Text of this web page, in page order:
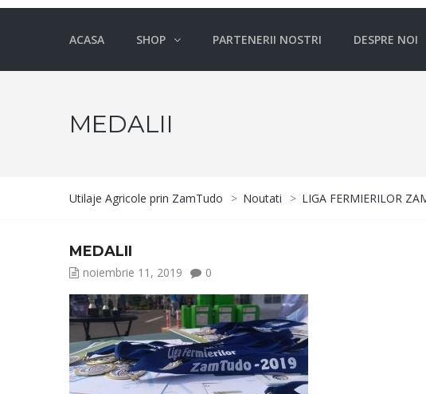
ACASA SHOP PARTENERII NOSTRI DESPRE NOI
MEDALII
Utilaje Agricole prin ZamTudo > Noutati > LIGA FERMIERILOR
MEDALII
noiembrie 11, 2019 0